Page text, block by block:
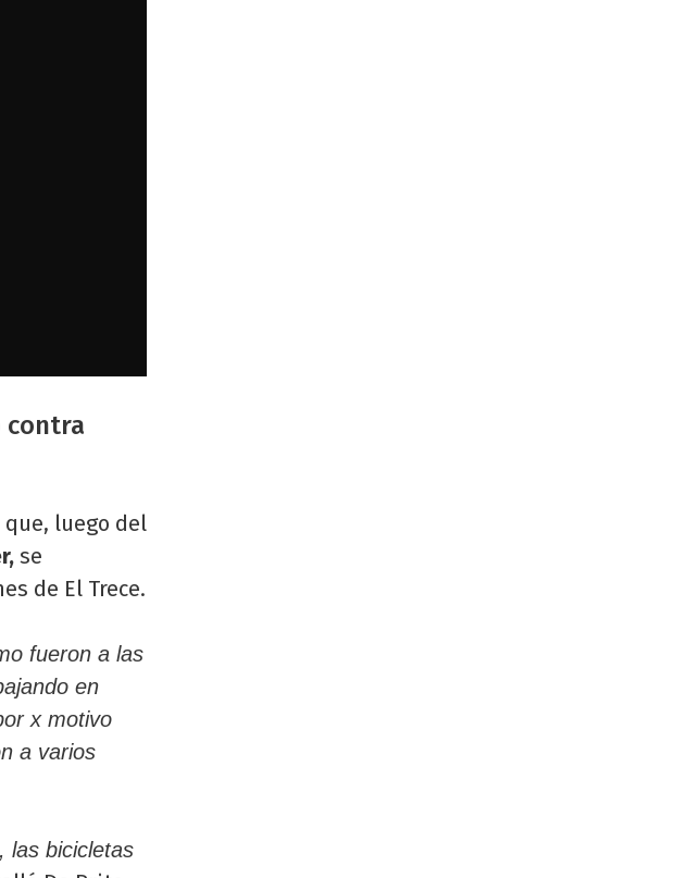
contra
que, luego del
se
de El Trece.
fueron a las
en
x motivo
a varios
las bicicletas